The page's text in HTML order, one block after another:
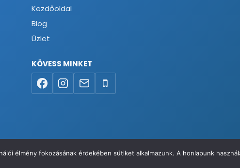
Kezdőoldal
Blog
Üzlet
KÖVESS MINKET
élmény fokozásának érdekében sütiket alkalmazunk. A honlapunk